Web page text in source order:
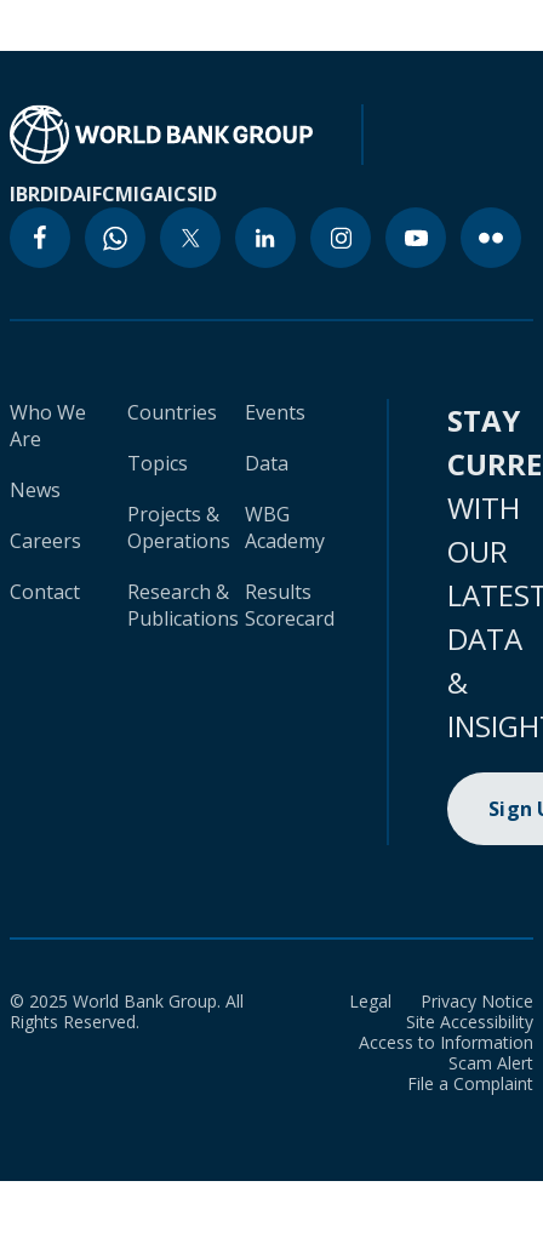
IBRDIDAIFCMIGAICSID
Who We
Are
News
Careers
Contact
Countries
Topics
Projects &
Operations
Research &
Publications
Events
Data
WBG
Academy
Results
Scorecard
STAY
WITH
OUR
DATA
&
Sign
© 2025 World Bank Group. All
Rights Reserved.
Legal
Privacy Notice
Site Accessibility
Access to Information
Scam Alert
File a Complaint